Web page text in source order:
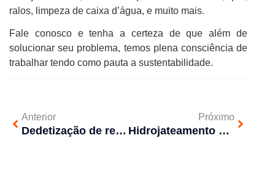
ralos, limpeza de caixa d’água, e muito mais.
Fale conosco e tenha a certeza de que além de
solucionar seu problema, temos plena consciência de
trabalhar tendo como pauta a sustentabilidade.
Anterior
Dedetização de restaurantes: entenda a importância
Próximo
Hidrojateamento previne entupimentos – entenda a técnica